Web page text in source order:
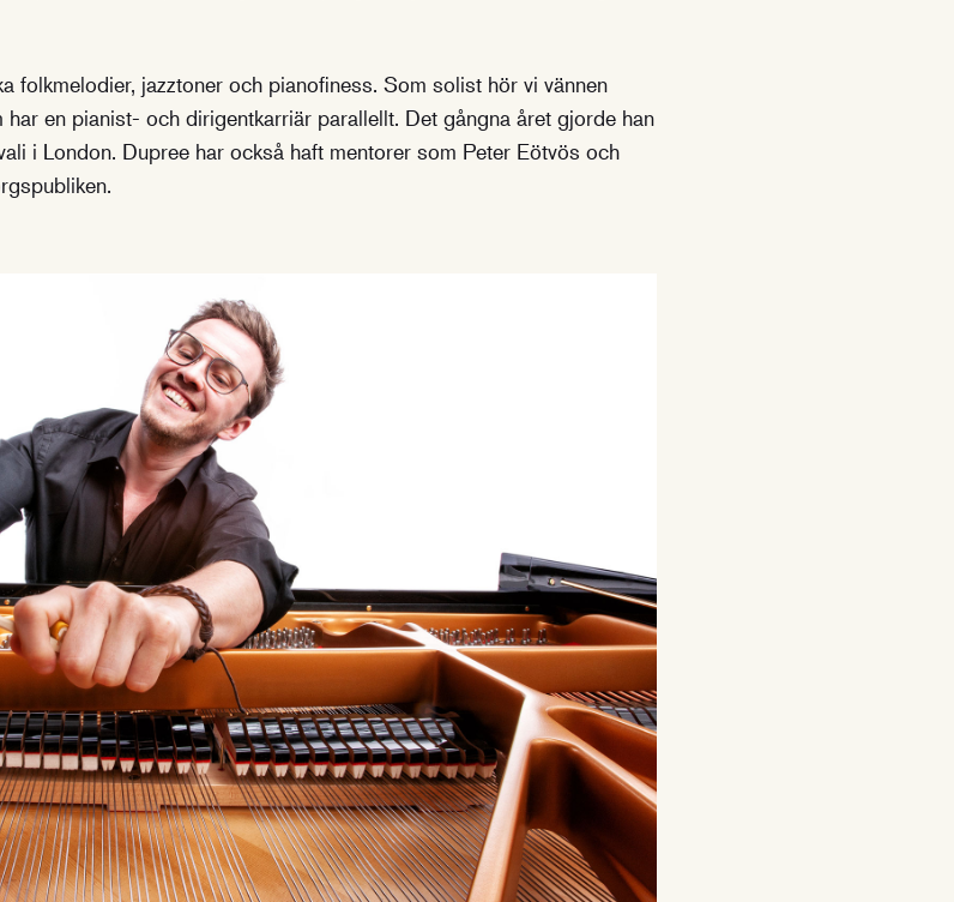
folkmelodier, jazztoner och pianofiness. Som solist hör vi vännen
en pianist- och dirigentkarriär parallellt. Det gångna året gjorde han
i London. Dupree har också haft mentorer som Peter Eötvös och